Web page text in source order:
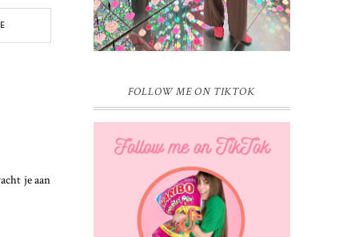
je aan
FOLLOW ME ON TIKTOK